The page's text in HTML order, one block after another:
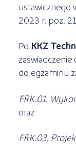
ustawicznego
2023 r. poz.
Po KKZ
do egzaminu
FRK.01.
oraz
FRK.03.